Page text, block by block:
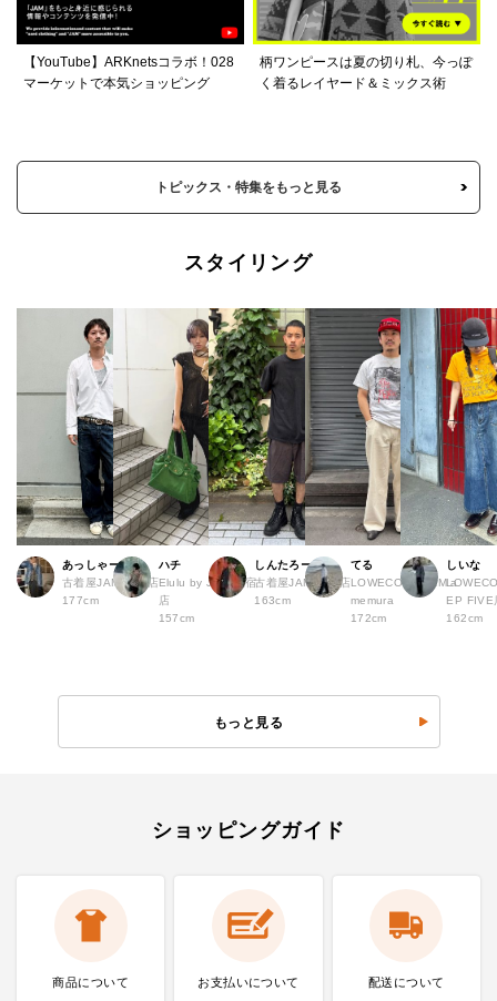
【YouTube】ARKnetsコラボ！028
マーケットで本気ショッピング
柄ワンピースは夏の切り札、今っぽ
く着るレイヤード＆ミックス術
トピックス・特集をもっと見る
スタイリング
あっしゃー
古着屋JAM 原宿店
177cm
ハチ
Elulu by JAM 原宿
店
157cm
しんたろー
古着屋JAM 仙台店
163cm
てる
LOWECO by JAM a
memura
172cm
しいな
EP
162cm
もっと見る
ショッピングガイド
商品について お支払いについて 配送について